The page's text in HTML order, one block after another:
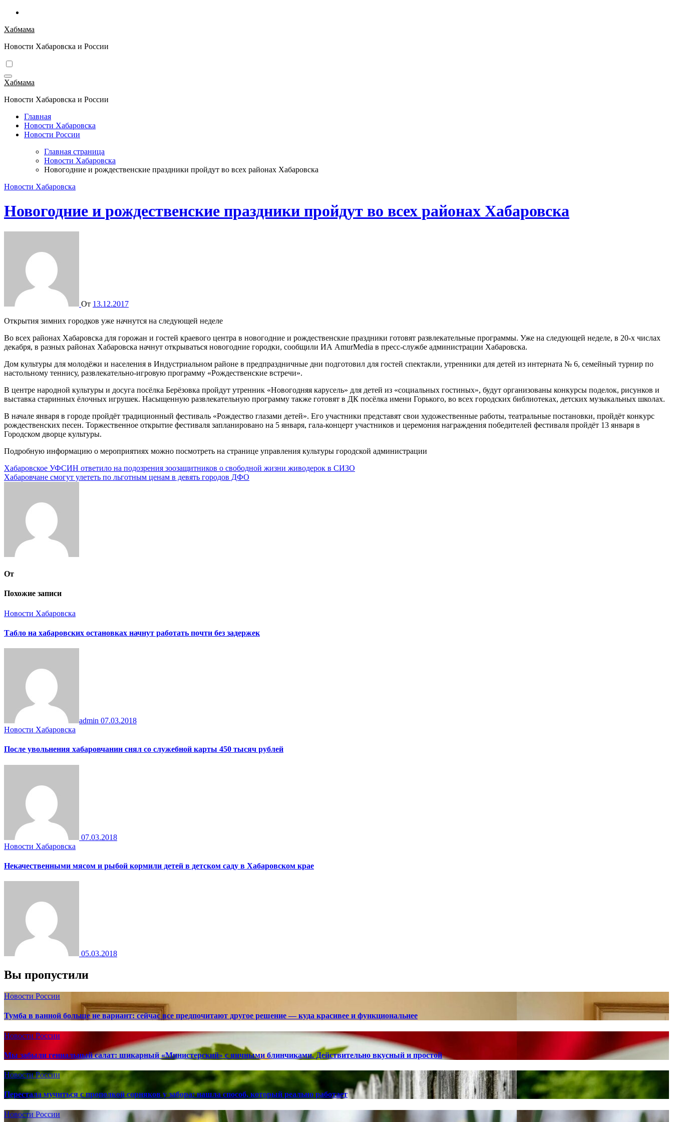
Перейти
содержимому
Хабмама
Новости Хабаровска и России
Хабмама
Новости Хабаровска и России
Главная
Новости Хабаровска
Новости России
Главная страница
Новости Хабаровска
Новогодние и рождественские праздники пройдут во всех районах Хабаровска
Новости Хабаровска
Новогодние и рождественские праздники пройдут во всех районах Хабаровска
От 13.12.2017
Открытия зимних городков уже начнутся на следующей неделе
Во всех районах Хабаровска для горожан и гостей краевого центра в новогодние и рождественские праздники готовят развлекательные программы. Уже на следующей неделе, в 20-х числах
декабря, в разных районах Хабаровска начнут открываться новогодние городки, сообщили ИА AmurMedia в пресс-службе администрации Хабаровска.
Дом культуры для молодёжи и населения в Индустриальном районе в предпраздничные дни подготовил для гостей спектакли, утренники для детей из интерната № 6, семейный турнир по
настольному теннису, развлекательно-игровую программу «Рождественские встречи».
В центре народной культуры и досуга посёлка Берёзовка пройдут утренник «Новогодняя карусель» для детей из «социальных гостиных», будут организованы конкурсы поделок, рисунков и
выставка старинных ёлочных игрушек. Насыщенную развлекательную программу также готовят в ДК посёлка имени Горького, во всех городских библиотеках, детских музыкальных школах.
В начале января в городе пройдёт традиционный фестиваль «Рождество глазами детей». Его участники представят свои художественные работы, театральные постановки, пройдёт конкурс
рождественских песен. Торжественное открытие фестиваля запланировано на 5 января, гала-концерт участников и церемония награждения победителей фестиваля пройдёт 13 января в
Городском дворце культуры.
Подробную информацию о мероприятиях можно посмотреть на странице управления культуры городской администрации
Навигация
по
Хабаровское УФСИН ответило на подозрения зоозащитников о свободной жизни живодерок в СИЗО
Хабаровчане смогут улететь по льготным ценам в девять городов ДФО
От
Похожие записи
Новости Хабаровска
Табло на хабаровских остановках начнут работать почти без задержек
admin 07.03.2018
Новости Хабаровска
После увольнения хабаровчанин снял со служебной карты 450 тысяч рублей
07.03.2018
Новости Хабаровска
Некачественными мясом и рыбой кормили детей в детском саду в Хабаровском крае
05.03.2018
Вы пропустили
Новости России
Тумба в ванной больше не вариант: сейчас все предпочитают другое решение — куда красивее и функциональнее
Новости России
Мы забыли гениальный салат: шикарный «Министерский» с яичными блинчиками. Действительно вкусный и простой
Новости России
Перестала мучиться с прополкой сорняков у забора: нашла способ, который реально работает
Новости России